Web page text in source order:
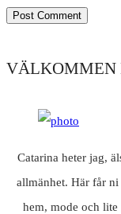
VÄLKOMMEN
Catarina heter jag,
allmänhet. Här får
hem, mode och